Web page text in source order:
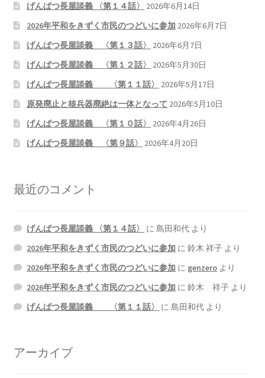
原発動向
原発 日誌
2022.8.1 福島第一原発 汚染配管撤去 失敗続きで計画
断念
2022.8.9 福島第一原発 汚染水海洋放出トンネル工事
2022.12.25美浜原発 運転停止認めず 稼働４０年
2023.1.19 東電旧経営陣、二審も無罪 民事裁判で認
原子力規制委員会「原発60年超運転」正式決定見送
り
りからわずか5日で、多数決決定
げんぱつ長屋談義 〈第１４話〉
2026年6月14日
2026年平和をきずく市民のつどいに参加 2026年6月7日
げんぱつ長屋談義 〈第１３話〉
2026年6月7日
げんぱつ長屋談義 〈第１２話〉
2026年5月30日
げんぱつ長屋談義 〈第１１話〉
2026年5月17日
原発廃止と核兵器廃絶は一体となって 2026年5月10日
げんぱつ長屋談義 〈第１０話〉
2026年4月26日
げんぱつ長屋談義 〈第９話〉
2026年4月20日
最近のコメント
げんぱつ長屋談義 〈第１４話〉 に島田和代 より
2026年平和をきずく市民のつどいに参加 に鈴木 祥子 より
2026年平和をきずく市民のつどいに参加 に genzero より
2026年平和をきずく市民のつどいに参加 に鈴木 祥子 より
げんぱつ長屋談義 〈第１１話〉
に島田和代 より
アーカイブ